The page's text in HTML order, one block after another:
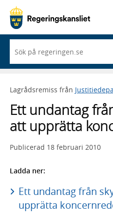
du
börjar
skriva
framträder
lista
med
sökförslag
Lagrådsremiss från
Ett undantag
att upprätta
Publicerad 18 februari 2010
Ladda ner:
Ett undantag från
upprätta